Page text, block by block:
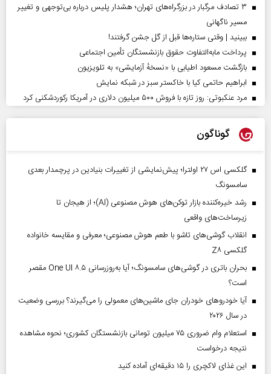
۳ تصادف مرگبار در بزرگراه‌های تهران؛ هشدار پلیس درباره بی‌توجهی و تغییر
مسیر ناگهانی
ببینید | وقتی ستاره‌ها قبل از گل جشن گرفتند!
پرداخت مابه‌التفاوت حقوق بازنشستگان تأمین اجتماعی
بازگشت مسعود اطیابی با «نسخهٔ آزمایشی» به تلویزیون
ابراهیم حاتمی کیا با خاکستر سبز در شبکه نمایش
مرد عنکبوتی: روز تازه با فروش ۵۰۰ میلیون دلاری در آمریکا رکوردشکنی کرد
گوناگون
گلکسی اس ۲۷ اولترا؛ پیش‌نمایشی از تغییرات بنیادین در پرچمدار بعدی
سامسونگ
رشد خیره‌کننده بازار توکن‌های هوش مصنوعی (AI)؛ از هیجان تا
زیرساخت‌های واقعی
انقلاب گوشی‌های تاشو‌ با طعم هوش مصنوعی؛ معرفی و مقایسه خانواده
گلکسی Z۸
بحران باتری در گوشی‌های سامسونگ؛ آیا به‌روزرسانی One UI ۸.۵ مقصر
است؟
آیا خودروهای خودران جای ماشین‌های معمولی را می‌گیرند؟ بررسی وضعیت
در سال ۲۰۲۶
استعلام وام ضروری ۷۵ میلیون تومانی بازنشستگان کشوری؛ نحوه مشاهده
نتیجه درخواست
این غذای لاکچری را ۱۵ دقیقه‌ای آماده کنید